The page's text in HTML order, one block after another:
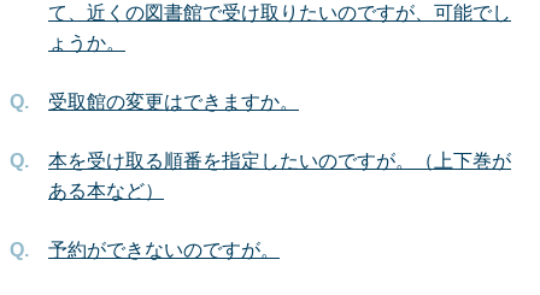
て、近くの図書館で受け取りたいのですが、可能でし
ょうか。
受取館の変更はできますか。
本を受け取る順番を指定したいのですが。（上下巻が
ある本など）
予約ができないのですが。